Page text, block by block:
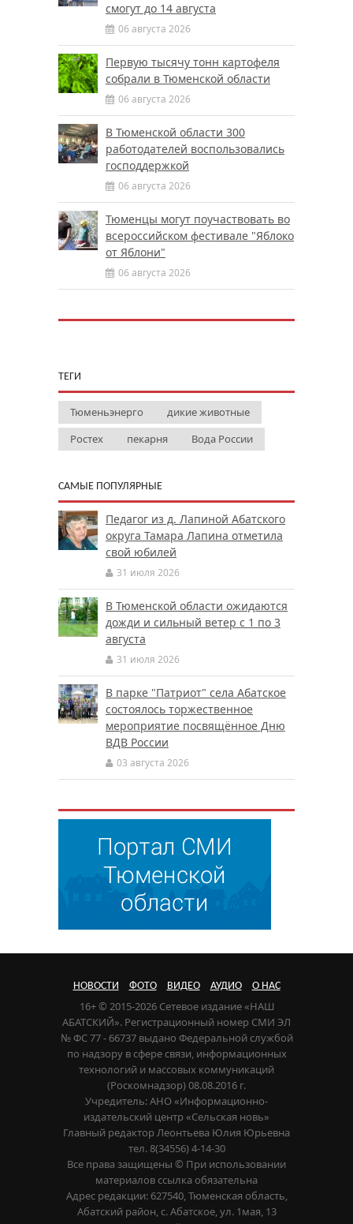
смогут до 14 августа
06 августа 2026
Первую тысячу тонн картофеля
собрали в Тюменской области
06 августа 2026
В Тюменской области 300
работодателей воспользовались
господдержкой
06 августа 2026
Тюменцы могут поучаствовать во
всероссийском фестивале "Яблоко
от Яблони"
06 августа 2026
ТЕГИ
Тюменьэнерго
дикие животные
Ростех
пекарня Вода России
САМЫЕ ПОПУЛЯРНЫЕ
Педагог из д. Лапиной Абатского
округа Тамара Лапина отметила
свой юбилей
31 июля 2026
В Тюменской области ожидаются
дожди и сильный ветер с 1 по 3
августа
31 июля 2026
В парке "Патриот" села Абатское
состоялось торжественное
мероприятие посвящённое Дню
ВДВ России
03 августа 2026
НОВОСТИ ФОТО ВИДЕО АУДИО О НАС
16+ © 2015-2026 Сетевое издание «НАШ
АБАТСКИЙ». Регистрационный номер СМИ ЭЛ
№ ФС 77 - 66737 выдано Федеральной службой
по надзору в сфере связи, информационных
технологий и массовых коммуникаций
(Роскомнадзор) 08.08.2016 г.
Учредитель: АНО «Информационно-
издательский центр «Сельская новь»
Главный редактор Леонтьева Юлия Юрьевна
тел. 8(34556) 4-14-30
Все права защищены © При использовании
материалов ссылка обязательна
Адрес редакции: 627540, Тюменская область,
Абатский район, с. Абатское, ул. 1мая, 13